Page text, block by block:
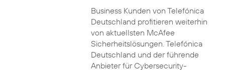
Business Kunden von Telefónica
Deutschland profitieren weiterhin
von aktuellsten McAfee
Sicherheitslösungen. Telefónica
Deutschland und der führende
Anbieter für Cybersecurity-